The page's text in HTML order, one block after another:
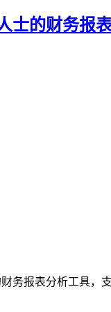
士的财务报
务报表分析工具，支